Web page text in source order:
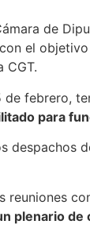
de
el
CGT.
febrero,
para
despachos
reuniones
plenario de